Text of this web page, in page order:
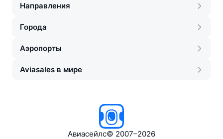
Направления
Города
Аэропорты
Aviasales в мире
Авиасейлс© 2007–2026